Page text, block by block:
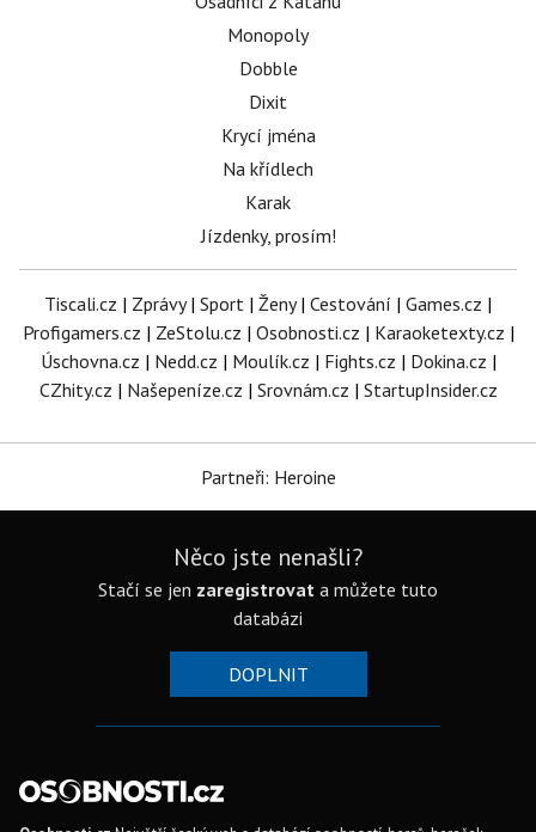
Monopoly
Dobble
Dixit
Krycí jména
Na křídlech
Karak
Jízdenky, prosím!
Tiscali.cz | Zprávy| Sport | Ženy| Cestování | Games.cz |
Profigamers.cz | ZeStolu.cz | Osobnosti.cz | Karaoketexty.cz |
Úschovna.cz | Nedd.cz | Moulík.cz | Fights.cz | Dokina.cz |
CZhity.cz | Našepeníze.cz | Srovnám.cz | StartupInsider.cz
Partneři: Heroine
Něco jste nenašli?
Stačí se jen zaregistrovat a můžete tuto
databázi
DOPLNIT